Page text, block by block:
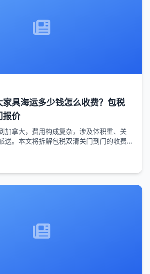
家具海运多少钱怎么收费？包税
报价
加拿大，费用构成复杂，涉及体积重、关
送。本文将拆解包税双清关门到门的收费
形费用，获得准确报价。